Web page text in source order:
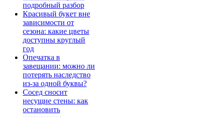
подробный разбор
Красивый букет вне
зависимости от
сезона: какие цветы
доступны круглый
год
Опечатка в
завещании: можно ли
потерять наследство
из-за одной буквы?
Сосед сносит
несущие стены: как
остановить